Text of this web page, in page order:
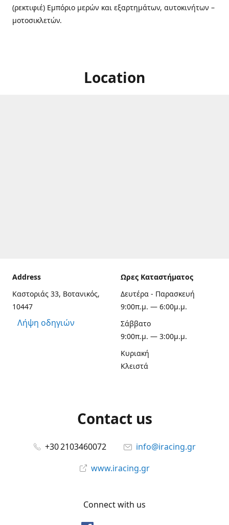
(ρεκτιφιέ) Εμπόριο μερών και εξαρτημάτων, αυτοκινήτων –
μοτοσικλετών.
Location
Address
Καστοριάς 33, Βοτανικός,
10447
Λήψη οδηγιών
Ωρες Καταστήματος
Δευτέρα - Παρασκευή
9:00π.μ. — 6:00μ.μ.
Σάββατο
9:00π.μ. — 3:00μ.μ.
Κυριακή
Κλειστά
Contact us
+30 2103460072
info@iracing.gr
www.iracing.gr
Connect with us